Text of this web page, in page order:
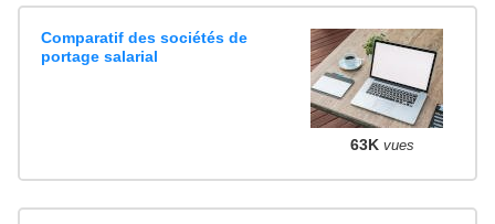
Comparatif des sociétés de
portage salarial
63K vues